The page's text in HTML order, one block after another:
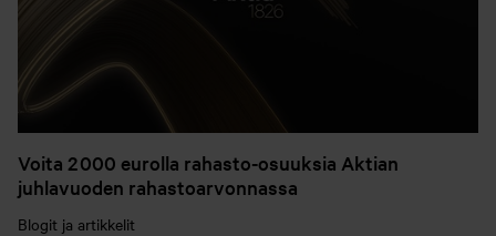
Voita 2 000 eurolla rahasto-osuuksia Aktian
juhlavuoden rahastoarvonnassa
Blogit ja artikkelit